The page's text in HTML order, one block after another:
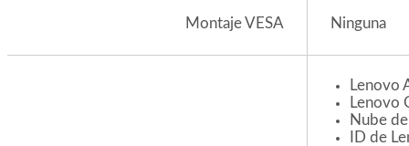
Montaje VESA Ninguna
Lenovo
Lenovo
Nube
ID de